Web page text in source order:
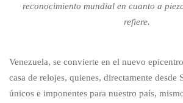
reconocimiento mundial en cuanto a
refiere.
Venezuela, se convierte en el nuevo
casa de relojes, quienes, directamente desde
únicos e imponentes para nuestro país,